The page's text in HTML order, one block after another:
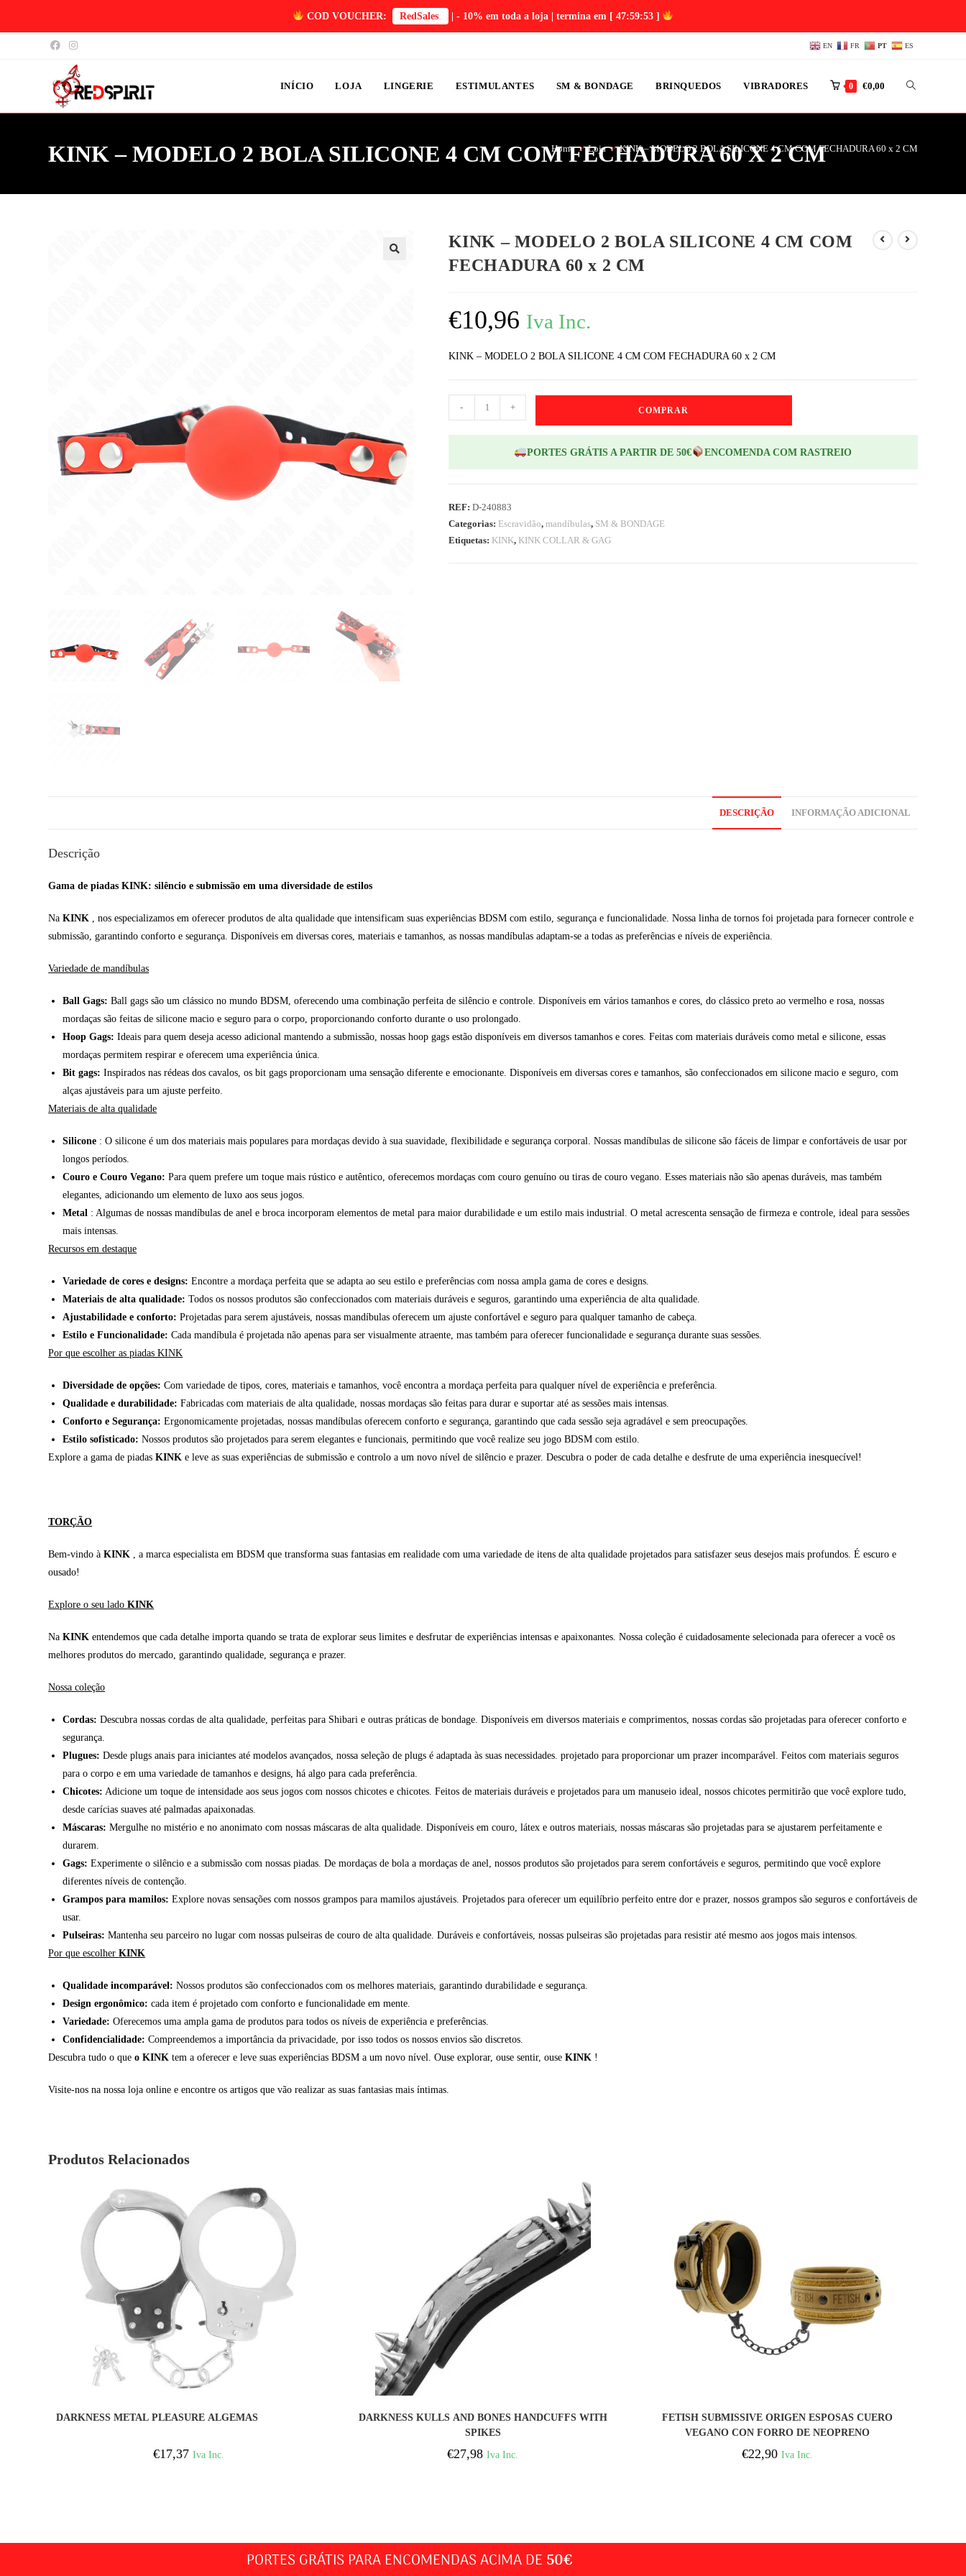
COD VOUCHER: RedSales | - 10% em toda a loja | termina em [ 47:59:53 ]
EN FR PT ES
INÍCIO LOJA LINGERIE ESTIMULANTES SM & BONDAGE BRINQUEDOS VIBRADORES 0 €0,00
KINK – MODELO 2 BOLA SILICONE 4 CM COM FECHADURA 60 X 2 CM
Home > Loja > KINK – MODELO 2 BOLA SILICONE 4 CM COM FECHADURA 60 x 2 CM
KINK – MODELO 2 BOLA SILICONE 4 CM COM
FECHADURA 60 x 2 CM
€10,96 Iva Inc.
KINK – MODELO 2 BOLA SILICONE 4 CM COM FECHADURA 60 x 2 CM
- + COMPRAR
PORTES GRÁTIS A PARTIR DE 50€ ENCOMENDA COM RASTREIO
REF: D-240883
Categorias: Escravidão, mandíbulas, SM & BONDAGE
Etiquetas: KINK, KINK COLLAR & GAG
DESCRIÇÃO INFORMAÇÃO ADICIONAL
Descrição
Gama de piadas KINK: silêncio e submissão em uma diversidade de estilos
NaKINK , nos especializamos em oferecer produtos de alta qualidade que intensificam suas experiências BDSM com estilo, segurança e funcionalidade. Nossa linha de tornos foi projetada para fornecer controle e
submissão, garantindo conforto e segurança. Disponíveis em diversas cores, materiais e tamanhos, as nossas mandíbulas adaptam-se a todas as preferências e níveis de experiência.
Variedade de mandíbulas
Ball Gags: Ball gags são um clássico no mundo BDSM, oferecendo uma combinação perfeita de silêncio e controle. Disponíveis em vários tamanhos e cores, do clássico preto ao vermelho e rosa, nossas
mordaças são feitas de silicone macio e seguro para o corpo, proporcionando conforto durante o uso prolongado.
Hoop Gags: Ideais para quem deseja acesso adicional mantendo a submissão, nossas hoop gags estão disponíveis em diversos tamanhos e cores. Feitas com materiais duráveis como metal e silicone, essas
mordaças permitem respirar e oferecem uma experiência única.
Bit gags: Inspirados nas rédeas dos cavalos, os bit gags proporcionam uma sensação diferente e emocionante. Disponíveis em diversas cores e tamanhos, são confeccionados em silicone macio e seguro, com
alças ajustáveis para um ajuste perfeito.
Materiais de alta qualidade
Silicone : O silicone é um dos materiais mais populares para mordaças devido à sua suavidade, flexibilidade e segurança corporal. Nossas mandíbulas de silicone são fáceis de limpar e confortáveis de usar por
longos períodos.
Couro e Couro Vegano: Para quem prefere um toque mais rústico e autêntico, oferecemos mordaças com couro genuíno ou tiras de couro vegano. Esses materiais não são apenas duráveis, mas também
elegantes, adicionando um elemento de luxo aos seus jogos.
Metal : Algumas de nossas mandíbulas de anel e broca incorporam elementos de metal para maior durabilidade e um estilo mais industrial. O metal acrescenta sensação de firmeza e controle, ideal para sessões
mais intensas.
Recursos em destaque
Variedade de cores e designs: Encontre a mordaça perfeita que se adapta ao seu estilo e preferências com nossa ampla gama de cores e designs.
Materiais de alta qualidade: Todos os nossos produtos são confeccionados com materiais duráveis e seguros, garantindo uma experiência de alta qualidade.
Ajustabilidade e conforto: Projetadas para serem ajustáveis, nossas mandíbulas oferecem um ajuste confortável e seguro para qualquer tamanho de cabeça.
Estilo e Funcionalidade: Cada mandíbula é projetada não apenas para ser visualmente atraente, mas também para oferecer funcionalidade e segurança durante suas sessões.
Por que escolher as piadas KINK
Diversidade de opções: Com variedade de tipos, cores, materiais e tamanhos, você encontra a mordaça perfeita para qualquer nível de experiência e preferência.
Qualidade e durabilidade: Fabricadas com materiais de alta qualidade, nossas mordaças são feitas para durar e suportar até as sessões mais intensas.
Conforto e Segurança: Ergonomicamente projetadas, nossas mandíbulas oferecem conforto e segurança, garantindo que cada sessão seja agradável e sem preocupações.
Estilo sofisticado: Nossos produtos são projetados para serem elegantes e funcionais, permitindo que você realize seu jogo BDSM com estilo.
Explore a gama de piadasKINK e leve as suas experiências de submissão e controlo a um novo nível de silêncio e prazer. Descubra o poder de cada detalhe e desfrute de uma experiência inesquecível!
TORÇÃO
Bem-vindo àKINK , a marca especialista em BDSM que transforma suas fantasias em realidade com uma variedade de itens de alta qualidade projetados para satisfazer seus desejos mais profundos. É escuro e
ousado!
Explore o seu ladoKINK
NaKINK entendemos que cada detalhe importa quando se trata de explorar seus limites e desfrutar de experiências intensas e apaixonantes. Nossa coleção é cuidadosamente selecionada para oferecer a você os
melhores produtos do mercado, garantindo qualidade, segurança e prazer.
Nossa coleção
Cordas: Descubra nossas cordas de alta qualidade, perfeitas para Shibari e outras práticas de bondage. Disponíveis em diversos materiais e comprimentos, nossas cordas são projetadas para oferecer conforto e
segurança.
Plugues: Desde plugs anais para iniciantes até modelos avançados, nossa seleção de plugs é adaptada às suas necessidades. projetado para proporcionar um prazer incomparável. Feitos com materiais seguros
para o corpo e em uma variedade de tamanhos e designs, há algo para cada preferência.
Chicotes: Adicione um toque de intensidade aos seus jogos com nossos chicotes e chicotes. Feitos de materiais duráveis e projetados para um manuseio ideal, nossos chicotes permitirão que você explore tudo,
desde carícias suaves até palmadas apaixonadas.
Máscaras: Mergulhe no mistério e no anonimato com nossas máscaras de alta qualidade. Disponíveis em couro, látex e outros materiais, nossas máscaras são projetadas para se ajustarem perfeitamente e
durarem.
Gags: Experimente o silêncio e a submissão com nossas piadas. De mordaças de bola a mordaças de anel, nossos produtos são projetados para serem confortáveis e seguros, permitindo que você explore
diferentes níveis de contenção.
Grampos para mamilos: Explore novas sensações com nossos grampos para mamilos ajustáveis. Projetados para oferecer um equilíbrio perfeito entre dor e prazer, nossos grampos são seguros e confortáveis de
usar.
Pulseiras: Mantenha seu parceiro no lugar com nossas pulseiras de couro de alta qualidade. Duráveis e confortáveis, nossas pulseiras são projetadas para resistir até mesmo aos jogos mais intensos.
Por que escolherKINK
Qualidade incomparável: Nossos produtos são confeccionados com os melhores materiais, garantindo durabilidade e segurança.
Design ergonômico: cada item é projetado com conforto e funcionalidade em mente.
Variedade: Oferecemos uma ampla gama de produtos para todos os níveis de experiência e preferências.
Confidencialidade: Compreendemos a importância da privacidade, por isso todos os nossos envios são discretos.
Descubra tudo o queo KINK tem a oferecer e leve suas experiências BDSM a um novo nível. Ouse explorar, ouse sentir, ouseKINK !
Visite-nos na nossa loja online e encontre os artigos que vão realizar as suas fantasias mais íntimas.
Produtos Relacionados
DARKNESS METAL PLEASURE ALGEMAS
€17,37 Iva Inc.
DARKNESS KULLS AND BONES HANDCUFFS WITH
SPIKES
€27,98 Iva Inc.
FETISH SUBMISSIVE ORIGEN ESPOSAS CUERO
VEGANO CON FORRO DE NEOPRENO
€22,90 Iva Inc.
PORTES GRÁTIS PARA ENCOMENDAS ACIMA DE 50€